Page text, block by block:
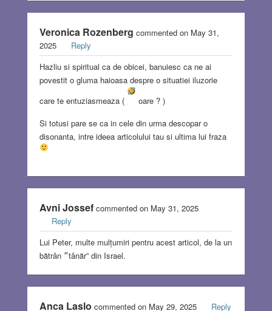
Veronica Rozenberg commented on May 31,
2025
Reply
Hazliu si spiritual ca de obicei, banuiesc ca ne ai
povestit o gluma haioasa despre o situatiei iluzorie
care te entuziasmeaza (
oare ? )
Si totusi pare se ca in cele din urma descopar o
disonanta, intre ideea articolului tau si ultima lui fraza
Avni Jossefcommented on May 31, 2025
Reply
Lui Peter, multe mulțumiri pentru acest articol, de la un
bătrân ״tânăr” din Israel.
Anca Laslo commented on May 29, 2025
Reply